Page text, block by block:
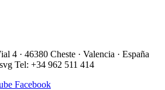
4 · 46380 Cheste · Valencia · España
Tel: +34 962 511 414
Facebook